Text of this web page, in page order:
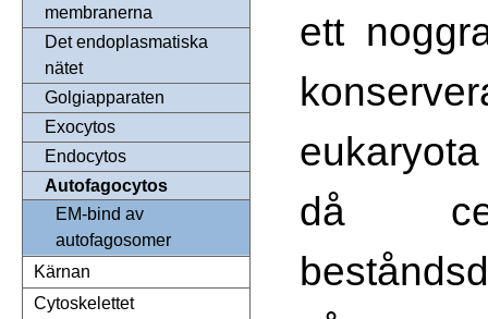
membranerna
Det endoplasmatiska
nätet
Golgiapparaten
Exocytos
Endocytos
Autofagocytos
EM-bind av
autofagosomer
Kärnan
Cytoskelettet
ett
då